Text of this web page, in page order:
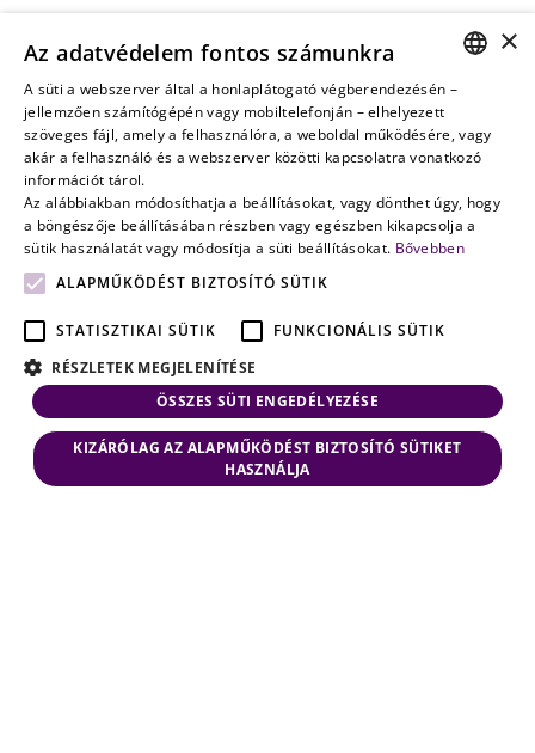
amikor a jövő
nem a
véletlenen
múlik
HUNGARIAN
ENGLISH
×
Az adatvédelem fontos számunkra
A süti a webszerver által a honlaplátogató végberendezésén –
jellemzően számítógépén vagy mobiltelefonján – elhelyezett
szöveges fájl, amely a felhasználóra, a weboldal működésére, vagy
akár a felhasználó és a webszerver közötti kapcsolatra vonatkozó
információt tárol.
Az alábbiakban módosíthatja a beállításokat, vagy dönthet úgy, hogy
a böngészője beállításában részben vagy egészben kikapcsolja a
sütik használatát vagy módosítja a süti beállításokat. Bővebben
ALAPMŰKÖDÉST BIZTOSÍTÓ SÜTIK
STATISZTIKAI SÜTIK
FUNKCIONÁLIS SÜTIK
RÉSZLETEK MEGJELENÍTÉSE
ÖSSZES SÜTI ENGEDÉLYEZÉSE
KIZÁRÓLAG AZ ALAPMŰKÖDÉST BIZTOSÍTÓ SÜTIKET
HASZNÁLJA